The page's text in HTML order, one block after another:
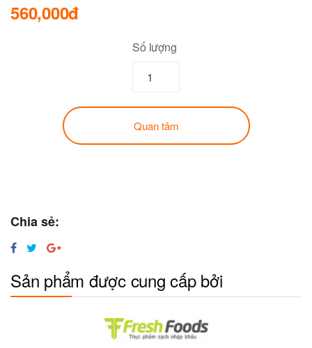
560,000đ
Số lượng
Quan tâm
Chia sẻ:
Sản phẩm được cung cấp bởi